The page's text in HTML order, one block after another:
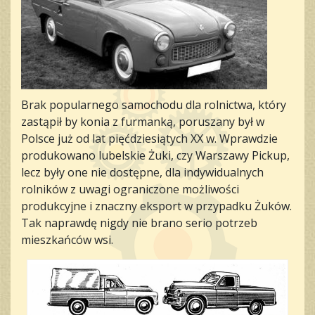
Brak popularnego samochodu dla rolnictwa, który
zastąpił by konia z furmanką, poruszany był w
Polsce już od lat pięćdziesiątych XX w. Wprawdzie
produkowano lubelskie Żuki, czy Warszawy Pickup,
lecz były one nie dostępne, dla indywidualnych
rolników z uwagi ograniczone możliwości
produkcyjne i znaczny eksport w przypadku Żuków.
Tak naprawdę nigdy nie brano serio potrzeb
mieszkańców wsi.